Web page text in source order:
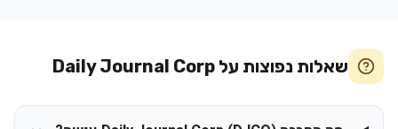
שאלות נפוצות על Daily Journal Corp